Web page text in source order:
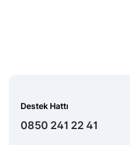
Destek Hattı
0850 241 22 41